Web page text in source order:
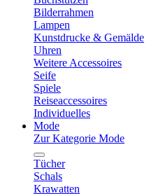
Bilderrahmen
Lampen
Kunstdrucke & Gemälde
Uhren
Weitere Accessoires
Seife
Spiele
Reiseaccessoires
Individuelles
Mode
Zur Kategorie Mode
Tücher
Schals
Krawatten